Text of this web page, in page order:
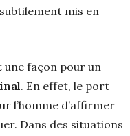
mis en
une façon pour un
. En effet, le port
l’homme d’affirmer
Dans des situations